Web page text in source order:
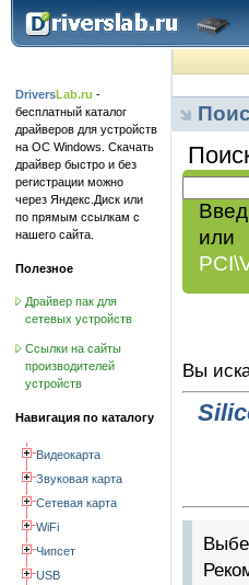
DriversLab.ru -
бесплатный каталог
драйверов для устройств
на ОС Windows. Скачать
драйвер быстро и без
регистрации можно
через Яндекс.Диск или
по прямым ссылкам с
нашего сайта.
Полезное
Драйвер пак для
сетевых устройств
Ссылки на сайты
производителей
устройств
Навигация по каталогу
Видеокарта
Звуковая карта
Сетевая карта
WiFi
Чипсет
USB
Вы